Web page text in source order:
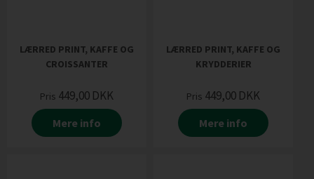
LÆRRED PRINT, KAFFE OG
CROISSANTER
Pris 449,00 DKK
Mere info
LÆRRED PRINT, KAFFE OG
KRYDDERIER
Pris 449,00 DKK
Mere info